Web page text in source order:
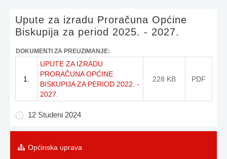
Upute za izradu Proračuna Općine
Biskupija za period 2025. - 2027.
DOKUMENTI ZA PREUZIMANJE:
1.
UPUTE ZA IZRADU
PRORAČUNA OPĆINE
BISKUPIJA ZA PERIOD 2022. -
2027.
228 KB PDF
12 Studeni 2024
Općinska uprava